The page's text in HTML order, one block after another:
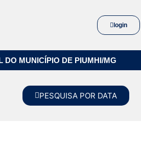
login
DO MUNICÍPIO DE PIUMHI/MG
PESQUISA POR DATA